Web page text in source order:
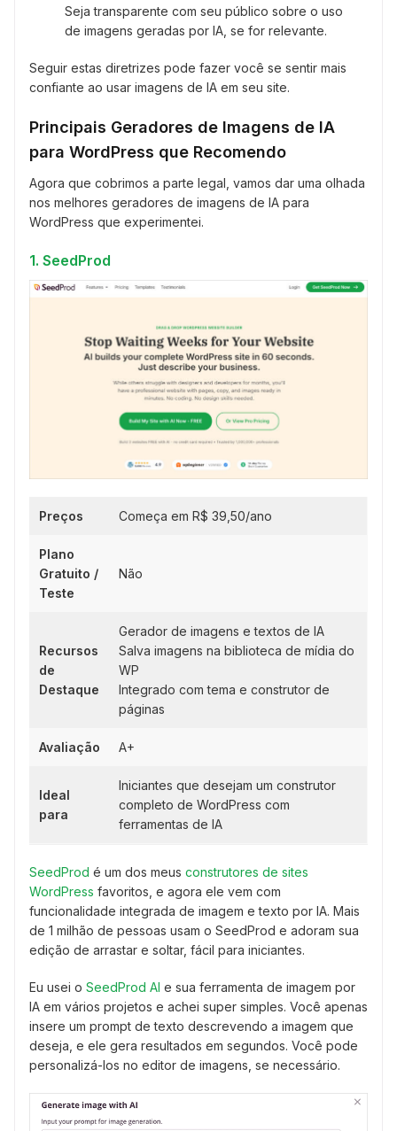
Seja transparente com seu público sobre o uso
de imagens geradas por IA, se for relevante.
Seguir estas diretrizes pode fazer você se sentir mais
confiante ao usar imagens de IA em seu site.
Principais Geradores de Imagens de IA
para WordPress que Recomendo
Agora que cobrimos a parte legal, vamos dar uma olhada
nos melhores geradores de imagens de IA para
WordPress que experimentei.
1. SeedProd
Preços Começa em R$ 39,50/ano
Plano
Gratuito /
Teste
Não
Recursos
de
Destaque
Gerador de imagens e textos de IA
Salva imagens na biblioteca de mídia do
WP
Integrado com tema e construtor de
páginas
Avaliação A+
Ideal
para
Iniciantes que desejam um construtor
completo de WordPress com
ferramentas de IA
SeedProd é um dos meus construtores de sites
WordPress favoritos, e agora ele vem com
funcionalidade integrada de imagem e texto por IA. Mais
de 1 milhão de pessoas usam o SeedProd e adoram sua
edição de arrastar e soltar, fácil para iniciantes.
Eu usei o SeedProd AI e sua ferramenta de imagem por
IA em vários projetos e achei super simples. Você apenas
insere um prompt de texto descrevendo a imagem que
deseja, e ele gera resultados em segundos. Você pode
personalizá-los no editor de imagens, se necessário.